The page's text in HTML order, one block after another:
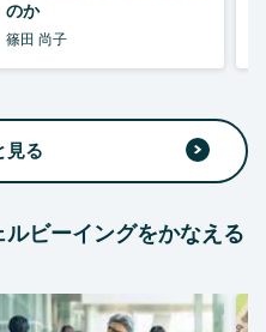
のか
篠田 尚子
見る
ビーイングをかなえる